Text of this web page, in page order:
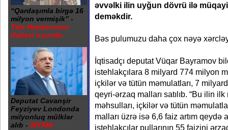
“Qardaşımla birgə 16
milyon vermişik” -
Tale Heydərovun
ifadəsi oxundu
Deputat Cavanşir
Feyziyev Londonda
milyonluq mülklər
alıb - SİYAHI
əvvəlki ilin uyğun dövrü ilə
deməkdir.
Bəs pulumuzu daha çox nəyə
İqtisadçı deputat Vüqar Bayramov
istehlakçılara 8 milyard 774 milyon
içkilər və tütün məmulatları, 7
qeyri-ərzaq malları satılıb. “Bu ilin
məhsulları, içkilər və tütün
malları üzrə isə 6,6 faiz artım qeydə
istehlakçılar pullarının 55 faizini